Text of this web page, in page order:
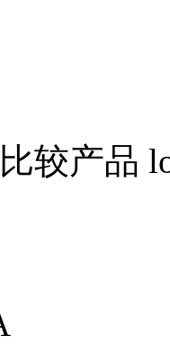
比较产品